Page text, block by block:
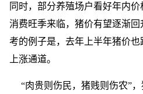
同时，部分养殖场户看好年内
消费旺季来临，猪价有望逐渐
考的例子是，去年上半年猪价也
上涨通道。
“肉贵则伤民，猪贱则伤农”